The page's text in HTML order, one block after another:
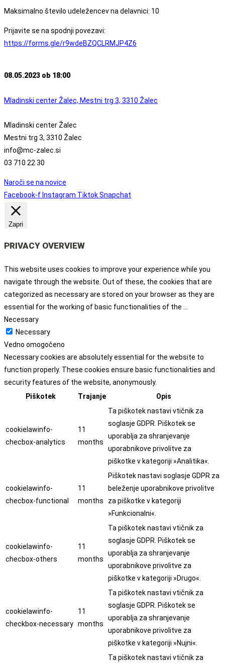
Maksimalno število udeležencev na delavnici: 10
Prijavite se na spodnji povezavi:
https://forms.gle/r9wdeBZQCLRMJP4Z6
08.05.2023 ob 18:00
Mladinski center Žalec, Mestni trg 3, 3310 Žalec
Mladinski center Žalec
Mestni trg 3, 3310 Žalec
info@mc-zalec.si
03 710 22 30
Naroči se na novice
Facebook-fInstagram TiktokSnapchat
Zapri
PRIVACY OVERVIEW
This website uses cookies to improve your experience while you
navigate through the website. Out of these, the cookies that are
categorized as necessary are stored on your browser as they are
essential for the working of basic functionalities of the
Necessary
Necessary
Vedno omogočeno
Necessary cookies are absolutely essential for the website to
function properly. These cookies ensure basic functionalities and
security features of the website, anonymously.
Piškotek
Trajanje Opis
cookielawinfo-
checbox-analytics
11
months
Ta piškotek nastavi vtičnik za
soglasje GDPR. Piškotek se
uporablja za shranjevanje
uporabnikove privolitve za
piškotke v kategoriji »Analitika«.
cookielawinfo-
checbox-functional
11
months
Piškotek nastavi soglasje GDPR za
beleženje uporabnikove privolitve
za piškotke v kategoriji
»Funkcionalni«.
cookielawinfo-
checbox-others
11
months
Ta piškotek nastavi vtičnik za
soglasje GDPR. Piškotek se
uporablja za shranjevanje
uporabnikove privolitve za
piškotke v kategoriji »Drugo«.
cookielawinfo-
checkbox-necessary
11
months
Ta piškotek nastavi vtičnik za
soglasje GDPR. Piškotek se
uporablja za shranjevanje
uporabnikove privolitve za
piškotke v kategoriji »Nujni«.
Ta piškotek nastavi vtičnik za